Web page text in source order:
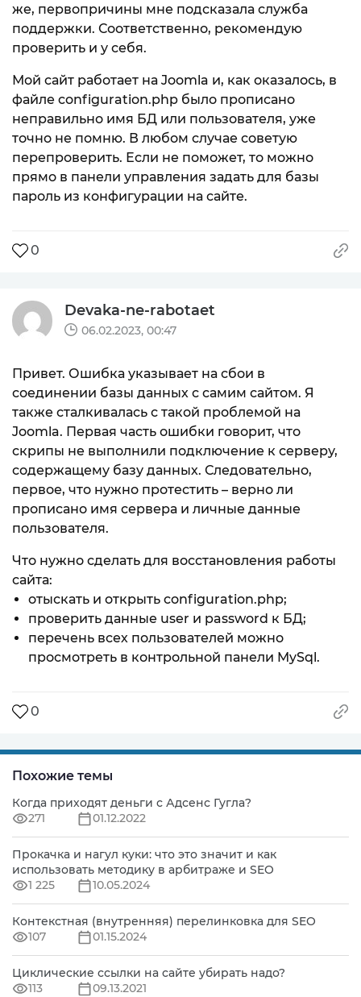
же, первопричины мне подсказала служба
поддержки. Соответственно, рекомендую
проверить и у себя.
Мой сайт работает на Joomla и, как оказалось, в
файле configuration.php было прописано
неправильно имя БД или пользователя, уже
точно не помню. В любом случае советую
перепроверить. Если не поможет, то можно
прямо в панели управления задать для базы
пароль из конфигурации на сайте.
0
Devaka-ne-rabotaet
06.02.2023, 00:47
Привет. Ошибка указывает на сбои в
соединении базы данных с самим сайтом. Я
также сталкивалась с такой проблемой на
Joomla. Первая часть ошибки говорит, что
скрипы не выполнили подключение к серверу,
содержащему базу данных. Следовательно,
первое, что нужно протестить – верно ли
прописано имя сервера и личные данные
пользователя.
Что нужно сделать для восстановления работы
сайта:
отыскать и открыть configuration.php;
проверить данные user и password к БД;
перечень всех пользователей можно
просмотреть в контрольной панели MySql.
0
Похожие темы
Когда приходят деньги с Адсенс Гугла?
271
01.12.2022
Прокачка и нагул куки: что это значит и как
использовать методику в арбитраже и SEO
1 225
10.05.2024
Контекстная (внутренняя) перелинковка для SEO
107
01.15.2024
Циклические ссылки на сайте убирать надо?
113
09.13.2021